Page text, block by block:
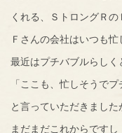
くれる、ＳトロングＲの
Ｆさんの会社はいつも
最近はプチバブルらしく
「ここも、忙しそうでプ
と言っていただきました
まだまだこれからですし